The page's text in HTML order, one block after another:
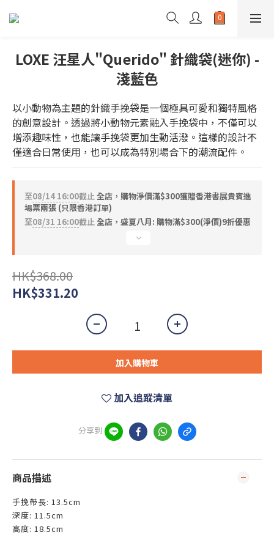
LOXE 汪星人"Querido" 針織袋(迷你) -
淺藍色
以小動物為主題的針織手挽袋是一個極具可愛和獨特風格
的創意設計。透過將小動物元素融入手挽袋中，不僅可以
增添趣味性，也能讓手挽袋更加生動活潑。這樣的設計不
僅適合日常使用，也可以成為特別場合下的潮流配件。
至08/14 16:00截止全店，購物淨價滿$300獲贈香港書展貴賓進
場票兩張 (只限香港訂單)
至08/31 16:00截止全店，盛夏八月: 購物滿$300(淨價)9折優惠
HK$368.00
HK$331.20
加入購物車
加入追蹤清單
分享到
商品描述
手挽帶長: 13.5cm
深度: 11.5cm
高度: 18.5cm